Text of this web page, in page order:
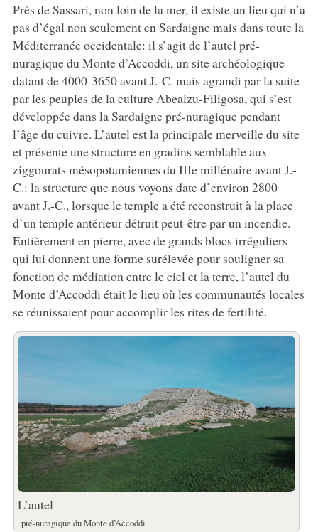
Près de Sassari, non loin de la mer, il existe un lieu qui n’a
pas d’égal non seulement en Sardaigne mais dans toute la
Méditerranée occidentale: il s’agit de l’autel pré-
nuragique du Monte d’Accoddi, un site archéologique
datant de 4000-3650 avant J.-C. mais agrandi par la suite
par les peuples de la culture Abealzu-Filigosa, qui s’est
développée dans la Sardaigne pré-nuragique pendant
l’âge du cuivre. L’autel est la principale merveille du site
et présente une structure en gradins semblable aux
ziggourats mésopotamiennes du IIIe millénaire avant J.-
C.: la structure que nous voyons date d’environ 2800
avant J.-C., lorsque le temple a été reconstruit à la place
d’un temple antérieur détruit peut-être par un incendie.
Entièrement en pierre, avec de grands blocs irréguliers
qui lui donnent une forme surélevée pour souligner sa
fonction de médiation entre le ciel et la terre, l’autel du
Monte d’Accoddi était le lieu où les communautés locales
se réunissaient pour accomplir les rites de fertilité.
L’autel
pré-nuragique du Monte d’Accoddi